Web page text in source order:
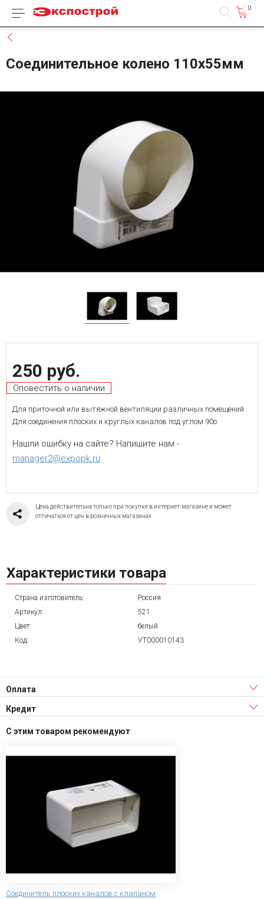
Каталог товаров 0
Соединительное колено 110х55мм
250 руб.
Оповестить о наличии
Для приточной или вытяжной вентиляции различных помещений.
Для соединения плоских и круглых каналов под углом 90o.
Нашли ошибку на сайте? Напишите нам -
manager2@expopk.ru
Цена действительна только при покупке в интернет-магазине и может
отличаться от цен в розничных магазинах
Характеристики товара
Страна изготовитель:
Россия
Артикул:
521
Цвет:
белый
Код:
УТ000010143
Оплата
Кредит
С этим товаром рекомендуют
Соединитель плоских каналов с клапаном